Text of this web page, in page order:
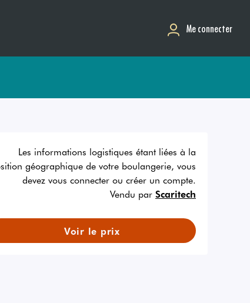
Me connecter
Les informations logistiques étant liées à la
géographique de votre boulangerie, vous
devez vous connecter ou créer un compte.
Vendu par Scaritech
Voir le prix